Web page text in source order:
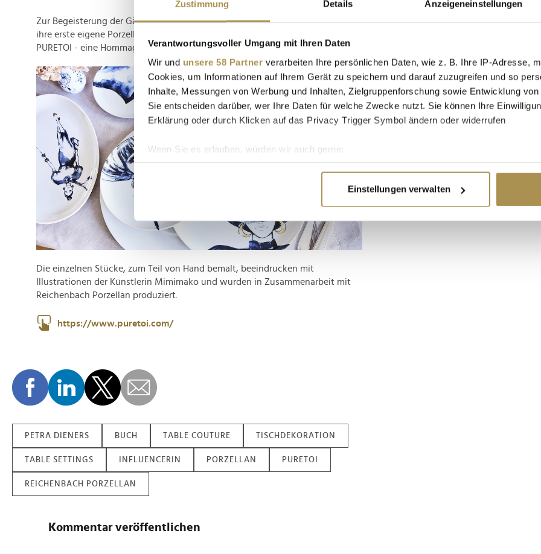
Zustimmung Details Anzeigeneinstellungen
Verantwortungsvoller Umgang mit Ihren Daten
Wir und unsere 58 Partner verarbeiten Ihre persönlichen Daten, wie z. B. Ihre IP-Adresse,
Cookies, um Informationen auf Ihrem Gerät zu speichern und darauf zuzugreifen und so
Inhalte, Messungen von Werbung und Inhalten, Zielgruppenforschung sowie Entwicklung
Sie entscheiden darüber, wer Ihre Daten für welche Zwecke nutzt. Sie können Ihre
Erklärung oder durch Klicken auf das Privacy Trigger Symbol ändern oder widerrufen
Wenn Sie es erlauben, würden wir auch gerne:
Informationen über Ihre geografische Lage erfassen, welche bis auf einige Meter
Erfahren Sie mehr darüber, wie Ihre persönlichen Daten verarbeitet werden, und legen Sie
Wir verwenden Cookies, um Inhalte und Anzeigen zu personalisieren, Funktionen für soziale
Website an unsere Partner für soziale Medien, Werbung und Analysen weiter. Unsere
möglicherweise mit weiteren Daten zusammen, die Sie ihnen bereitgestellt haben oder die
der Dienste gesammelt haben.
Einstellungen verwalten
Zur Begeisterung der Gäste präsentierte die Designerin an diesem Abend auch
ihre erste eigene Porzellanserie "La Parisienne" unter dem Dach ihres Labels
PURETOI - eine Hommage an feminine Eleganz und Stilgefühl.
Die einzelnen Stücke, zum Teil von Hand bemalt, beeindrucken mit
Illustrationen der Künstlerin Mimimako und wurden in Zusammenarbeit mit
Reichenbach Porzellan produziert.
https://www.puretoi.com/
PETRA DIENERS BUCH TABLE COUTURE TISCHDEKORATION
TABLE SETTINGS INFLUENCERIN PORZELLAN PURETOI
REICHENBACH PORZELLAN
Kommentar veröffentlichen